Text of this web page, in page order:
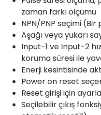
zaman farkı ölçümü
NPN/PNP seçimi
Aşağı veya yukarı
Input-1 ve Input-2
koruma süresi ile
Enerji kesintisinde
Power on reset
Reset girişi için
Seçilebilir çıkış